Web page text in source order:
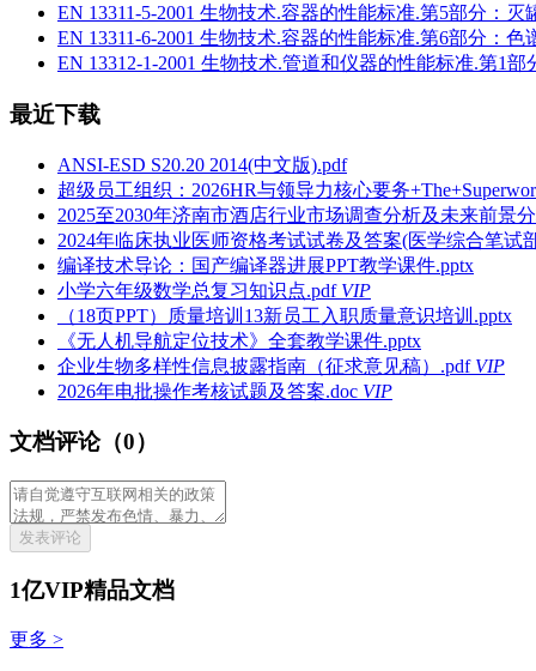
EN 13311-5-2001 生物技术.容器的性能标准.第5部分：灭
EN 13311-6-2001 生物技术.容器的性能标准.第6部分：色
EN 13312-1-2001 生物技术.管道和仪器的性能标准.第1
最近下载
ANSI-ESD S20.20 2014(中文版).pdf
超级员工组织：2026HR与领导力核心要务
2025至2030年济南市酒店行业市场调查分析及未来前景
2024年临床执业医师资格考试试卷及答案(医学综合笔试
编译技术导论：国产编译器进展PPT教学课件.pptx
小学六年级数学总复习知识点.pdf VIP
（18页PPT）质量培训13新员工入职质量意识培训.pptx
《无人机导航定位技术》全套教学课件.pptx
企业生物多样性信息披露指南（征求意见稿）.pdf VIP
2026年电批操作考核试题及答案.doc VIP
文档评论（0）
发表评论
1亿VIP精品文档
更多 >